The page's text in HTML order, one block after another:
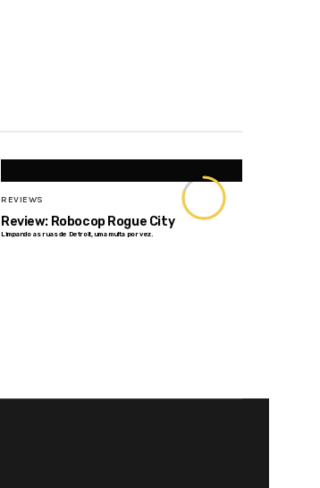
REVIEWS
Review: Robocop Rogue City
Limpando as ruas de Detroit, uma multa por vez.